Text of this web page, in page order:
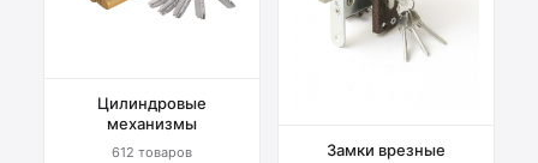
Цилиндровые
механизмы
612 товаров Замки врезные